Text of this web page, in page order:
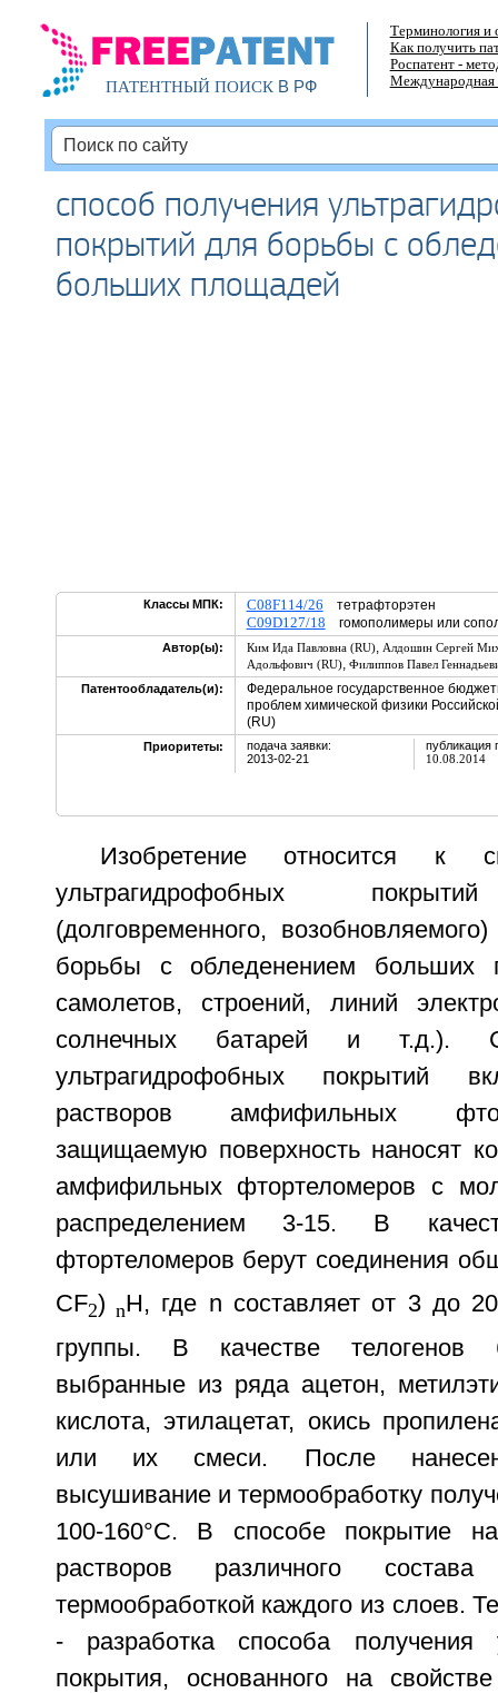
ПАТЕНТНЫЙ ПОИСКВ РФ
Терминология и
Как получить
Роспатент -
Международная
способ получения
покрытий для борьбы с
больших площадей
Классы МПК: C08F114/26 тетрафторэтен
C09D127/18 гомополимеры или
Автор(ы): Ким Ида Павловна (RU), Алдошин Сергей
Адольфович (RU), Филиппов Павел
Патентообладатель(и):
Федеральное государственное
проблем химической физики
(RU)
Приоритеты:
подача заявки:
2013-02-21
публикация
10.08.2014
Изобретение относится к
ультрагидрофобных
(долговременного,
борьбы с обледенением больших
самолетов, строений, линий
солнечных батарей и т.д.).
ультрагидрофобных покрытий
растворов амфифильных
защищаемую поверхность наносят
амфифильных фтортеломеров с
распределением 3-15. В
фтортеломеров берут соединения
CF2) nH, где n составляет от 3 до
группы. В качестве телогенов
выбранные из ряда ацетон,
кислота, этилацетат, окись
или их смеси. После
высушивание и термообработку
100-160°C. В способе покрытие
растворов различного
термообработкой каждого из слоев.
- разработка способа получения
покрытия, основанного на